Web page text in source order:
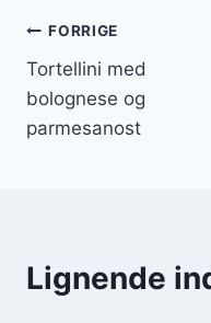
FORRIGE
Tortellini med
bolognese og
parmesanost
Lignende